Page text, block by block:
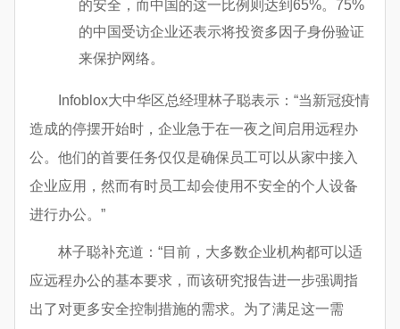
的安全，而中国的这一比例则达到65%。75%
的中国受访企业还表示将投资多因子身份验证
来保护网络。
Infoblox大中华区总经理林子聪表示：“当新冠疫情
造成的停摆开始时，企业急于在一夜之间启用远程办
公。他们的首要任务仅仅是确保员工可以从家中接入
企业应用，然而有时员工却会使用不安全的个人设备
进行办公。”
林子聪补充道：“目前，大多数企业机构都可以适
应远程办公的基本要求，而该研究报告进一步强调指
出了对更多安全控制措施的需求。为了满足这一需